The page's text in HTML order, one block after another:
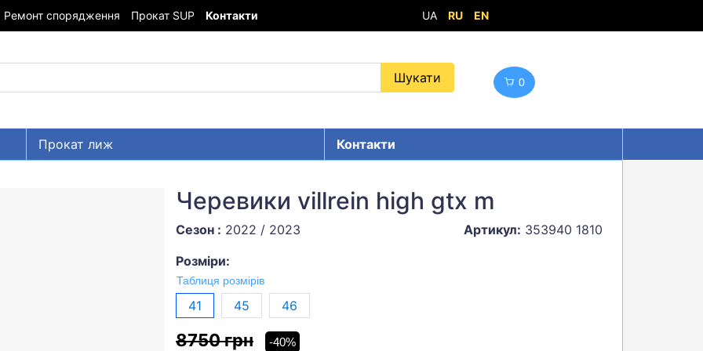
Ремонт спорядження Прокат SUP Контакти UA RU EN
0
Прокат лиж
Контакти
Черевики villrein high gtx m
Сезон : 2022 / 2023 Артикул: 353940 1810
Розміри:
Таблиця розмірів
41 45 46
8750 грн -40%